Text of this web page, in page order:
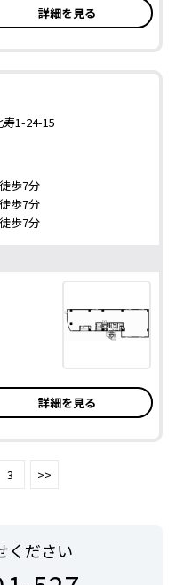
詳細を見る
1-24-15
歩7分
歩7分
歩7分
詳細を見る
3 >>
ください